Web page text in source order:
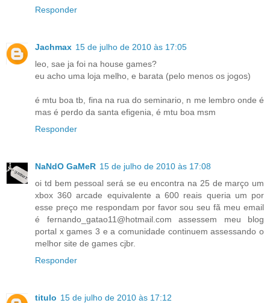
Responder
Jachmax 15 de julho de 2010 às 17:05
leo, sae ja foi na house games?
eu acho uma loja melho, e barata (pelo menos os jogos)
é mtu boa tb, fina na rua do seminario, n me lembro onde é
mas é perdo da santa efigenia, é mtu boa msm
Responder
NaNdO GaMeR 15 de julho de 2010 às 17:08
oi td bem pessoal será se eu encontra na 25 de março um
xbox 360 arcade equivalente a 600 reais queria um por
esse preço me respondam por favor sou seu fã meu email
é fernando_gatao11@hotmail.com assessem meu blog
portal x games 3 e a comunidade continuem assessando o
melhor site de games cjbr.
Responder
titulo 15 de julho de 2010 às 17:12